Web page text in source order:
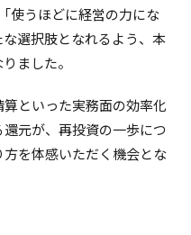
使うほどに経営の力にな
選択肢となれるよう、本
ました。
といった実務面の効率化
元が、再投資の一歩につ
を体感いただく機会とな